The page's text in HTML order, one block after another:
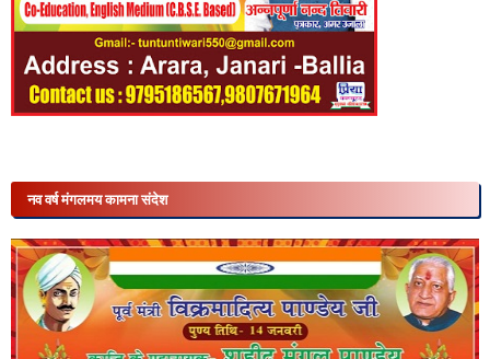
नव वर्ष मंगलमय कामना संदेश